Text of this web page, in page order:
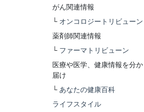
がん関連情報
└ オンコロジートリビューン
薬剤師関連情報
└ ファーマトリビューン
医療や医学、健康情報を分
届け
└ あなたの健康百科
ライフスタイル